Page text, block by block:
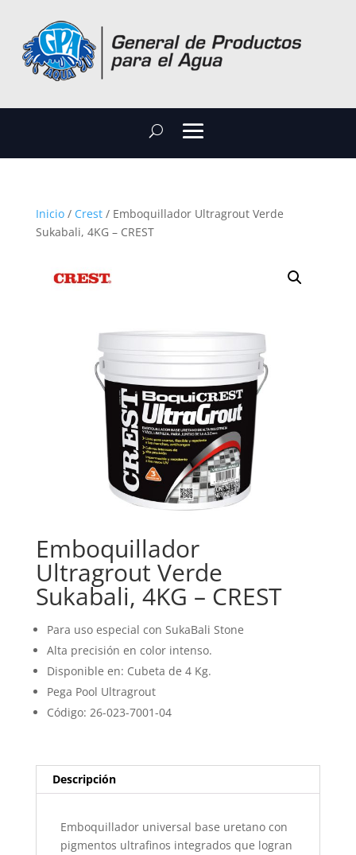
Inicio/ Crest/ Emboquillador Ultragrout Verde
Sukabali, 4KG – CREST
Emboquillador
Ultragrout Verde
Sukabali, 4KG – CREST
Para uso especial con SukaBali Stone
Alta precisión en color intenso.
Disponible en: Cubeta de 4 Kg.
Pega Pool Ultragrout
Código: 26-023-7001-04
Descripción
Emboquillador universal base uretano con
pigmentos ultrafinos integrados que logran